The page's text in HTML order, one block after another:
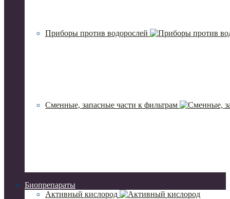
Приборы против водорослей
Сменные, запасные части к фильтрам
Биопрепараты
Активный кислород